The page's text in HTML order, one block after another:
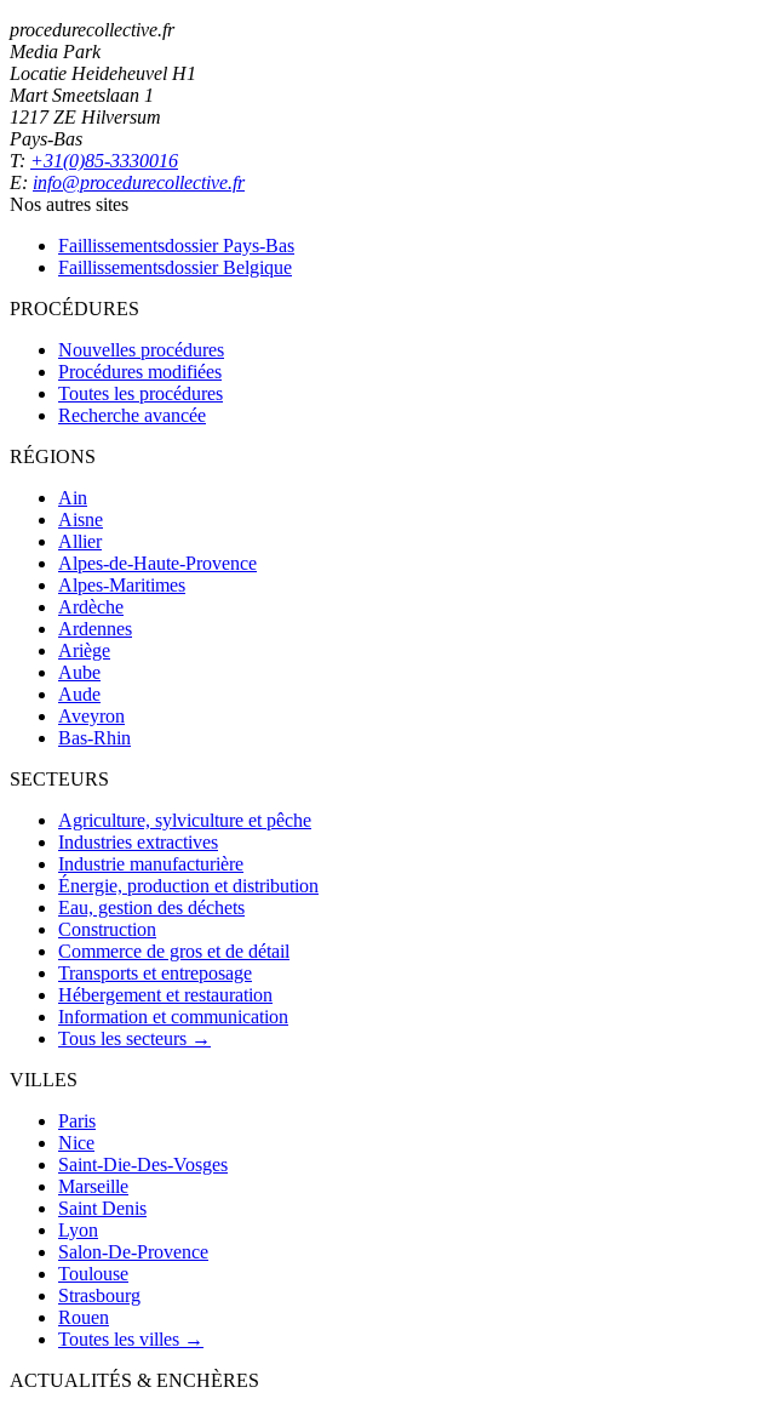
procedurecollective.fr
Media Park
Locatie Heideheuvel H1
Mart Smeetslaan 1
1217 ZE Hilversum
Pays-Bas
T: +31(0)85-3330016
E: info@procedurecollective.fr
Nos autres sites
Faillissementsdossier Pays-Bas
Faillissementsdossier Belgique
PROCÉDURES
Nouvelles procédures
Procédures modifiées
Toutes les procédures
Recherche avancée
RÉGIONS
Ain
Aisne
Allier
Alpes-de-Haute-Provence
Alpes-Maritimes
Ardèche
Ardennes
Ariège
Aube
Aude
Aveyron
Bas-Rhin
SECTEURS
Agriculture, sylviculture et pêche
Industries extractives
Industrie manufacturière
Énergie, production et distribution
Eau, gestion des déchets
Construction
Commerce de gros et de détail
Transports et entreposage
Hébergement et restauration
Information et communication
Tous les secteurs →
VILLES
Paris
Nice
Saint-Die-Des-Vosges
Marseille
Saint Denis
Lyon
Salon-De-Provence
Toulouse
Strasbourg
Rouen
Toutes les villes →
ACTUALITÉS & ENCHÈRES